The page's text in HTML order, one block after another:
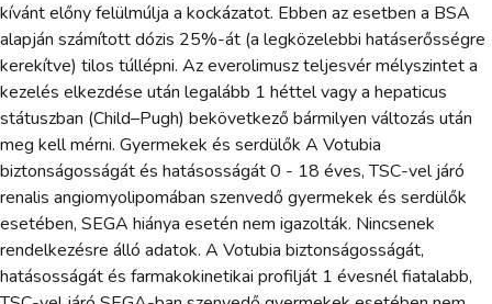
kívánt előny felülmúlja a kockázatot. Ebben az esetben a BSA
alapján számított dózis 25%-át (a legközelebbi hatáserősségre
kerekítve) tilos túllépni. Az everolimusz teljesvér mélyszintet a
kezelés elkezdése után legalább 1 héttel vagy a hepaticus
státuszban (Child–Pugh) bekövetkező bármilyen változás után
meg kell mérni. Gyermekek és serdülők A Votubia
biztonságosságát és hatásosságát 0 - 18 éves, TSC-vel járó
renalis angiomyolipomában szenvedő gyermekek és serdülők
esetében, SEGA hiánya esetén nem igazolták. Nincsenek
rendelkezésre álló adatok. A Votubia biztonságosságát,
hatásosságát és farmakokinetikai profilját 1 évesnél fiatalabb,